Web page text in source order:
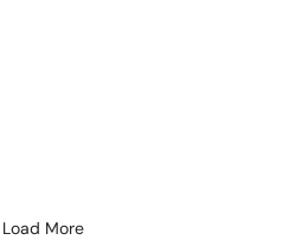
Load More